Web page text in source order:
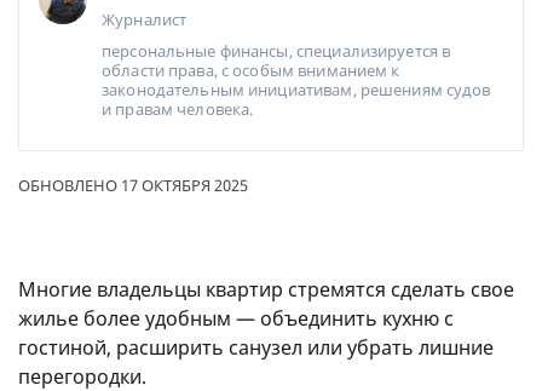
Журналист
персональные финансы, специализируется в
области права, с особым вниманием к
законодательным инициативам, решениям судов
и правам человека.
ОБНОВЛЕНО 17 ОКТЯБРЯ 2025
Многие владельцы квартир стремятся сделать свое
жилье более удобным — объединить кухню с
гостиной, расширить санузел или убрать лишние
перегородки.